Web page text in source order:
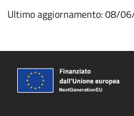
Ultimo aggiornamento: 08/